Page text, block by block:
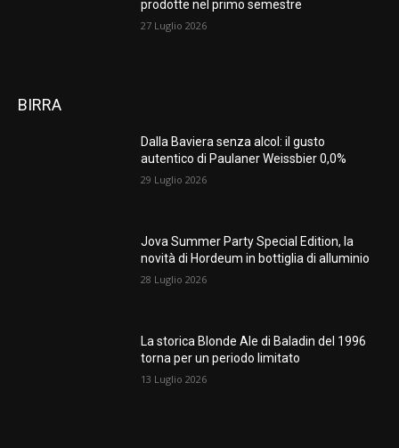
prodotte nel primo semestre
27 Luglio 2026
BIRRA
Dalla Baviera senza alcol: il gusto
autentico di Paulaner Weissbier 0,0%
29 Luglio 2026
Jova Summer Party Special Edition, la
novità di Hordeum in bottiglia di alluminio
28 Luglio 2026
La storica Blonde Ale di Baladin del 1996
torna per un periodo limitato
13 Luglio 2026